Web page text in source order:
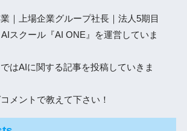
｜上場企業グループ社長｜法人5期目
AIスクール『AI ONE』を運営していま
はAIに関する記事を投稿していきま
メントで教えて下さい！